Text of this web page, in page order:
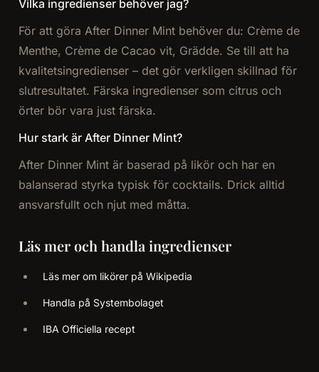
Vilka ingredienser behöver jag?
För att göra After Dinner Mint behöver du: Crème de
Menthe, Crème de Cacao vit, Grädde. Se till att ha
kvalitetsingredienser – det gör verkligen skillnad för
slutresultatet. Färska ingredienser som citrus och
örter bör vara just färska.
Hur stark är After Dinner Mint?
After Dinner Mint är baserad på likör och har en
balanserad styrka typisk för cocktails. Drick alltid
ansvarsfullt och njut med måtta.
Läs mer och handla ingredienser
Läs mer om likörer på Wikipedia
Handla på Systembolaget
IBA Officiella recept